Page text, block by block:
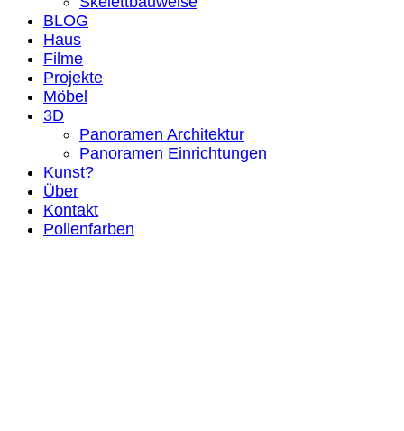
BLOG
Haus
Filme
Projekte
Möbel
3D
Panoramen Architektur
Panoramen Einrichtungen
Kunst?
Über
Kontakt
Pollenfarben